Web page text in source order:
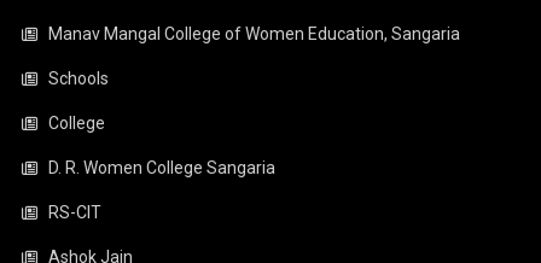
Manav Mangal College of Women Education, Sangaria
Schools
College
D. R. Women College Sangaria
RS-CIT
Ashok Jain